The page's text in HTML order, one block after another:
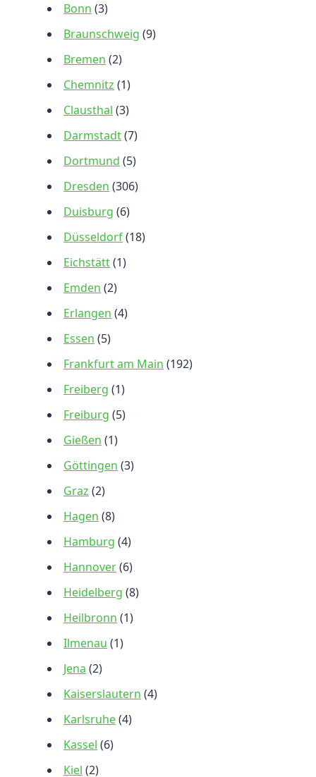
Bonn (3)
Braunschweig (9)
Bremen (2)
Chemnitz (1)
Clausthal (3)
Darmstadt(7)
Dortmund (5)
Dresden (306)
Duisburg (6)
Düsseldorf(18)
Eichstätt(1)
Emden (2)
Erlangen (4)
Essen (5)
Frankfurt am Main (192)
Freiberg (1)
Freiburg (5)
Gießen (1)
Göttingen (3)
Graz (2)
Hagen (8)
Hamburg (4)
Hannover(6)
Heidelberg (8)
Heilbronn (1)
Ilmenau (1)
Jena (2)
Kaiserslautern (4)
Karlsruhe(4)
Kassel (6)
Kiel (2)